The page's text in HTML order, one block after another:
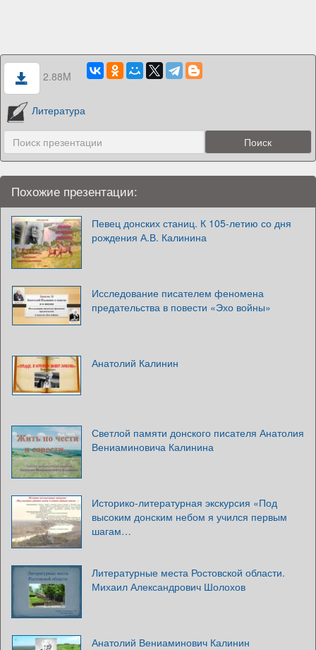
2.88M
Литература
Похожие презентации:
Певец донских станиц. К 105-летию со дня
рождения А.В. Калинина
Исследование писателем феномена
предательства в повести «Эхо войны»
Анатолий Калинин
Светлой памяти донского писателя Анатолия
Вениаминовича Калинина
Историко-литературная экскурсия «Под
высоким донским небом я учился первым
шагам…
Литературные места Ростовской области.
Михаил Александрович Шолохов
Анатолий Вениаминович Калинин